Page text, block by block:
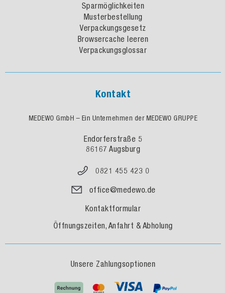
Sparmöglichkeiten
Musterbestellung
Verpackungsgesetz
Browsercache leeren
Verpackungsglossar
Kontakt
MEDEWO GmbH – Ein Unternehmen der MEDEWO GRUPPE
Endorferstraße 5
86167 Augsburg
0821 455 423 0
office@medewo.de
Kontaktformular
Öffnungszeiten, Anfahrt & Abholung
Unsere Zahlungsoptionen